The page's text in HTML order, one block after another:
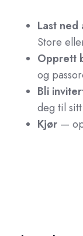
Last ned
Store
Opprett
og
Bli
deg til
Kjør —